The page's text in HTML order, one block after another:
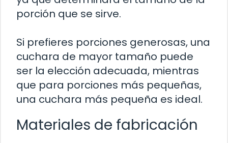
porción que se sirve.
Si prefieres porciones generosas, una
cuchara de mayor tamaño puede
ser la elección adecuada, mientras
que para porciones más pequeñas,
una cuchara más pequeña es ideal.
Materiales de fabricación